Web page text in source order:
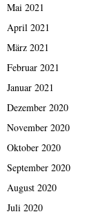
Mai 2021
April 2021
März 2021
Februar 2021
Januar 2021
Dezember 2020
November 2020
Oktober 2020
September 2020
August 2020
Juli 2020